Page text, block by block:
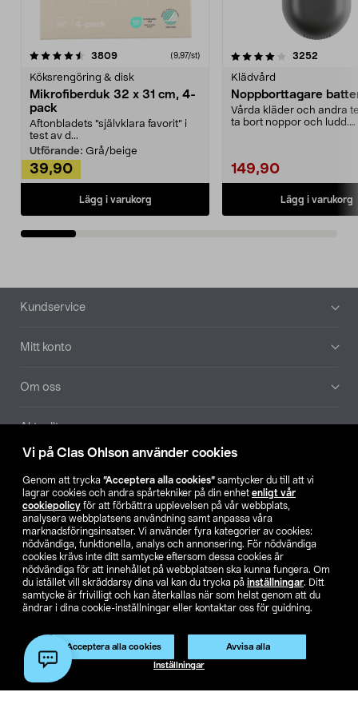
Vi på Clas Ohlson använder cookies
Genom att trycka ”Acceptera alla cookies” samtycker du till att vi
lagrar cookies och andra spårtekniker på din enhet enligt vår
cookiepolicy för att förbättra upplevelsen på vår webbplats,
analysera webbplatsens användning samt anpassa våra
marknadsföringsinsatser. Vi använder fyra kategorier av cookies:
nödvändiga, funktionella, analys och annonsering. För nödvändiga
cookies krävs inte ditt samtycke eftersom dessa cookies är
nödvändiga för att innehållet på webbplatsen ska kunna fungera. Om
du istället vill skräddarsy dina val kan du trycka på inställningar. Ditt
samtycke är frivilligt och kan återkallas när som helst genom att du
ändrar i dina cookie-inställningar eller kontaktar oss för guidning.
Acceptera alla cookies Avvisa alla
Inställningar
3809recensioner (9,97/st)
Köksrengöring & disk
Mikrofiberduk 32 x 31 cm, 4-
pack
Aftonbladets "självklara favorit” i
test av d...
Utförande: Grå/beige
39,90
Lägg i varukorg
4.0av 5 stjärnor 3252
Klädvård
Noppborttagare
Vårda kläder och andra
ta bort noppor och ludd.
149,90
Lägg i varukorg
4.5av 5 stjärnor
Sidfot
Kundservice
Mitt konto
Om oss
Aktuellt
Hitta butik
SE NO FI
Köpvillkor Privacy statement Klubbvillkor
För företag
Ändra till priser exklusive moms